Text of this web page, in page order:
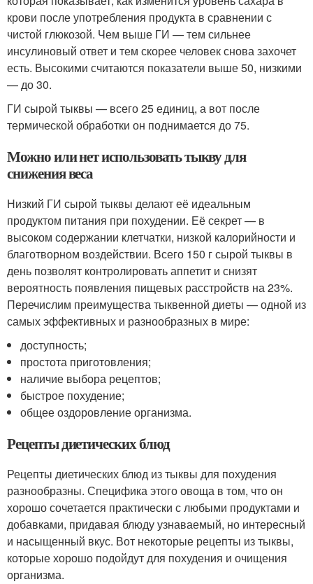
крови после употребления продукта в сравнении с
чистой глюкозой. Чем выше ГИ — тем сильнее
инсулиновый ответ и тем скорее человек снова захочет
есть. Высокими считаются показатели выше 50, низкими
— до 30.
ГИ сырой тыквы — всего 25 единиц, а вот после
термической обработки он поднимается до 75.
Можно или нет использовать тыкву для
снижения веса
Низкий ГИ сырой тыквы делают её идеальным
продуктом питания при похудении. Её секрет — в
высоком содержании клетчатки, низкой калорийности и
благотворном воздействии. Всего 150 г сырой тыквы в
день позволят контролировать аппетит и снизят
вероятность появления пищевых расстройств на 23%.
Перечислим преимущества тыквенной диеты — одной из
самых эффективных и разнообразных в мире:
доступность;
простота приготовления;
наличие выбора рецептов;
быстрое похудение;
общее оздоровление организма.
Рецепты диетических блюд
Рецепты диетических блюд из тыквы для похудения
разнообразны. Специфика этого овоща в том, что он
хорошо сочетается практически с любыми продуктами и
добавками, придавая блюду узнаваемый, но интересный
и насыщенный вкус. Вот некоторые рецепты из тыквы,
которые хорошо подойдут для похудения и очищения
организма.